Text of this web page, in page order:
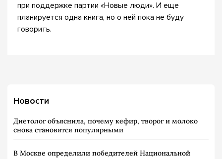
при поддержке партии «Новые люди». И еще
планируется одна книга, но о ней пока не буду
говорить.
Новости
Диетолог объяснила, почему кефир, творог и молоко
снова становятся популярными
В Москве определили победителей Национальной